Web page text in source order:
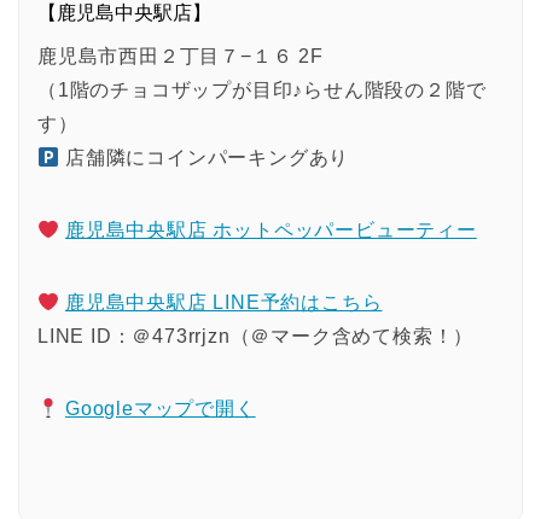
【鹿児島中央駅店】
鹿児島市西田２丁目７−１６ 2F
（1階のチョコザップが目印♪らせん階段の２階で
す）
店舗隣にコインパーキングあり
鹿児島中央駅店 ホットペッパービューティー
鹿児島中央駅店 LINE予約はこちら
LINE ID：＠473rrjzn（＠マーク含めて検索！）
Googleマップで開く